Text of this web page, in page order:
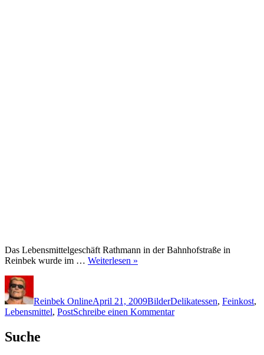
Das Lebensmittelgeschäft Rathmann in der Bahnhofstraße in
Reinbek wurde im … Weiterlesen »
Reinbek OnlineApril 21, 2009BilderDelikatessen, Feinkost,
Lebensmittel, PostSchreibe einen Kommentarzu
Suche